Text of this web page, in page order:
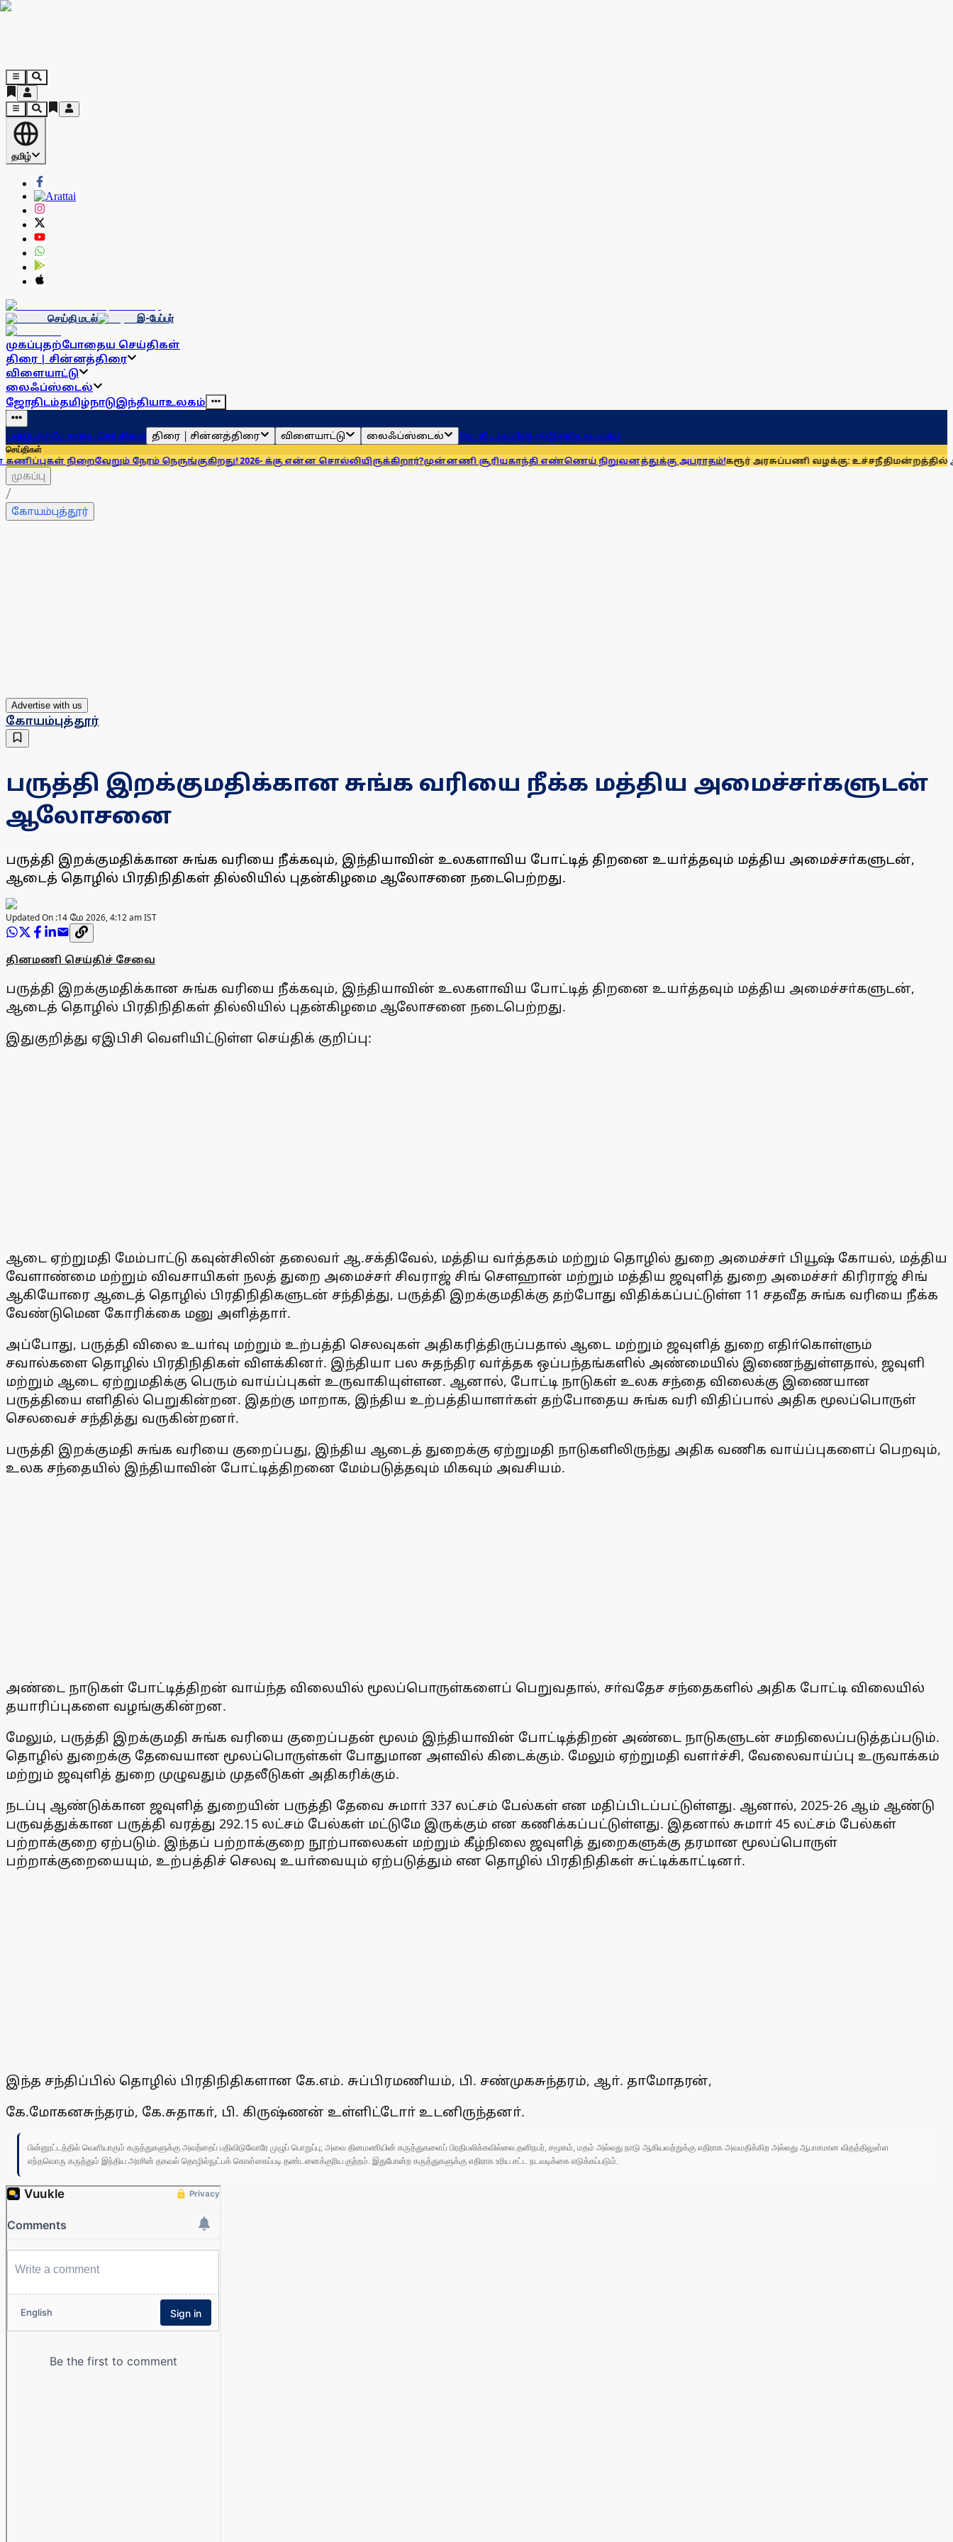
தமிழ்
செய்தி மடல் இ-பேப்பர்
முகப்புதற்போதைய செய்திகள்
திரை | சின்னத்திரை
விளையாட்டு
லைஃப்ஸ்டைல்
ஜோதிடம்தமிழ்நாடுஇந்தியாஉலகம்
முகப்புதற்போதைய செய்திகள் திரை | சின்னத்திரை விளையாட்டு லைஃப்ஸ்டைல் ஜோதிடம்தமிழ்நாடுஇந்தியாஉலகம்
செய்திகள்
நேரம் நெருங்குகிறது! 2026- க்கு என்ன சொல்லியிருக்கிறார்?முன்னணி சூரியகாந்தி எண்ணெய் நிறுவனத்துக்கு அபராதம்!கரூர் அரசுப்பணி வழக்கு: உச்சநீதிமன்றத்தில் ஆக. 14-ல்
முகப்பு
/
கோயம்புத்தூர்
Advertise with us
கோயம்புத்தூர்
பருத்தி இறக்குமதிக்கான சுங்க வரியை நீக்க மத்திய அமைச்சா்களுடன்
ஆலோசனை
பருத்தி இறக்குமதிக்கான சுங்க வரியை நீக்கவும், இந்தியாவின் உலகளாவிய போட்டித் திறனை உயா்த்தவும் மத்திய அமைச்சா்களுடன்,
ஆடைத் தொழில் பிரதிநிதிகள் தில்லியில் புதன்கிழமை ஆலோசனை நடைபெற்றது.
Updated On :14 மே 2026, 4:12 am IST
தினமணி செய்திச் சேவை
பருத்தி இறக்குமதிக்கான சுங்க வரியை நீக்கவும், இந்தியாவின் உலகளாவிய போட்டித் திறனை உயா்த்தவும் மத்திய அமைச்சா்களுடன்,
ஆடைத் தொழில் பிரதிநிதிகள் தில்லியில் புதன்கிழமை ஆலோசனை நடைபெற்றது.
இதுகுறித்து ஏஇபிசி வெளியிட்டுள்ள செய்திக் குறிப்பு:
ஆடை ஏற்றுமதி மேம்பாட்டு கவுன்சிலின் தலைவா் ஆ.சக்திவேல், மத்திய வா்த்தகம் மற்றும் தொழில் துறை அமைச்சா் பியூஷ் கோயல், மத்திய
வேளாண்மை மற்றும் விவசாயிகள் நலத் துறை அமைச்சா் சிவராஜ் சிங் சௌஹான் மற்றும் மத்திய ஜவுளித் துறை அமைச்சா் கிரிராஜ் சிங்
ஆகியோரை ஆடைத் தொழில் பிரதிநிதிகளுடன் சந்தித்து, பருத்தி இறக்குமதிக்கு தற்போது விதிக்கப்பட்டுள்ள 11 சதவீத சுங்க வரியை நீக்க
வேண்டுமென கோரிக்கை மனு அளித்தாா்.
அப்போது, பருத்தி விலை உயா்வு மற்றும் உற்பத்தி செலவுகள் அதிகரித்திருப்பதால் ஆடை மற்றும் ஜவுளித் துறை எதிா்கொள்ளும்
சவால்களை தொழில் பிரதிநிதிகள் விளக்கினா். இந்தியா பல சுதந்திர வா்த்தக ஒப்பந்தங்களில் அண்மையில் இணைந்துள்ளதால், ஜவுளி
மற்றும் ஆடை ஏற்றுமதிக்கு பெரும் வாய்ப்புகள் உருவாகியுள்ளன. ஆனால், போட்டி நாடுகள் உலக சந்தை விலைக்கு இணையான
பருத்தியை எளிதில் பெறுகின்றன. இதற்கு மாறாக, இந்திய உற்பத்தியாளா்கள் தற்போதைய சுங்க வரி விதிப்பால் அதிக மூலப்பொருள்
செலவைச் சந்தித்து வருகின்றனா்.
பருத்தி இறக்குமதி சுங்க வரியை குறைப்பது, இந்திய ஆடைத் துறைக்கு ஏற்றுமதி நாடுகளிலிருந்து அதிக வணிக வாய்ப்புகளைப் பெறவும்,
உலக சந்தையில் இந்தியாவின் போட்டித்திறனை மேம்படுத்தவும் மிகவும் அவசியம்.
அண்டை நாடுகள் போட்டித்திறன் வாய்ந்த விலையில் மூலப்பொருள்களைப் பெறுவதால், சா்வதேச சந்தைகளில் அதிக போட்டி விலையில்
தயாரிப்புகளை வழங்குகின்றன.
மேலும், பருத்தி இறக்குமதி சுங்க வரியை குறைப்பதன் மூலம் இந்தியாவின் போட்டித்திறன் அண்டை நாடுகளுடன் சமநிலைப்படுத்தப்படும்.
தொழில் துறைக்கு தேவையான மூலப்பொருள்கள் போதுமான அளவில் கிடைக்கும். மேலும் ஏற்றுமதி வளா்ச்சி, வேலைவாய்ப்பு உருவாக்கம்
மற்றும் ஜவுளித் துறை முழுவதும் முதலீடுகள் அதிகரிக்கும்.
நடப்பு ஆண்டுக்கான ஜவுளித் துறையின் பருத்தி தேவை சுமாா் 337 லட்சம் பேல்கள் என மதிப்பிடப்பட்டுள்ளது. ஆனால், 2025-26 ஆம் ஆண்டு
பருவத்துக்கான பருத்தி வரத்து 292.15 லட்சம் பேல்கள் மட்டுமே இருக்கும் என கணிக்கப்பட்டுள்ளது. இதனால் சுமாா் 45 லட்சம் பேல்கள்
பற்றாக்குறை ஏற்படும். இந்தப் பற்றாக்குறை நூற்பாலைகள் மற்றும் கீழ்நிலை ஜவுளித் துறைகளுக்கு தரமான மூலப்பொருள்
பற்றாக்குறையையும், உற்பத்திச் செலவு உயா்வையும் ஏற்படுத்தும் என தொழில் பிரதிநிதிகள் சுட்டிக்காட்டினா்.
இந்த சந்திப்பில் தொழில் பிரதிநிதிகளான கே.எம். சுப்பிரமணியம், பி. சண்முகசுந்தரம், ஆா். தாமோதரன்,
கே.மோகனசுந்தரம், கே.சுதாகா், பி. கிருஷ்ணன் உள்ளிட்டோா் உடனிருந்தனா்.
பின்னூட்டத்தில் வெளியாகும் கருத்துகளுக்கு அவற்றைப் பதிவிடுவோரே முழுப் பொறுப்பு; அவை தினமணியின் கருத்துகளைப் பிரதிபலிக்கவில்லை.தனிநபர், சமூகம், மதம் அல்லது நாடு ஆகியவற்றுக்கு எதிராக அவமதிக்கிற அல்லது ஆபாசமான விதத்திலுள்ள
எந்தவொரு கருத்தும் இந்திய அரசின் தகவல் தொழில்நுட்பக் கொள்கைப்படி தண்டனைக்குரிய குற்றம். இதுபோன்ற கருத்துகளுக்கு எதிராக உரிய சட்ட நடவடிக்கை எடுக்கப்படும்.